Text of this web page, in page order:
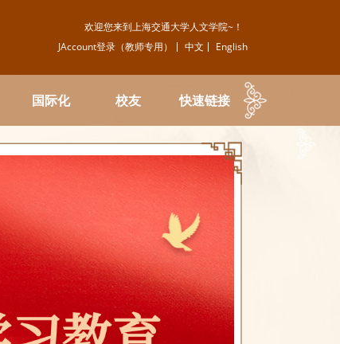
欢迎您来到上海交通大学人文学院~！
JAccount登录（教师专用）
中文 English
国际化 校友 快速链接